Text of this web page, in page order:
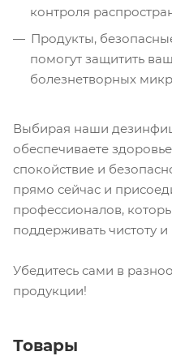
контроля
Продукты,
помогут защитить
болезнетворных
Выбирая наши
обеспечиваете
спокойствие и
прямо сейчас и
профессионалов,
поддерживать чистоту
Убедитесь сами в
продукции!
Товары